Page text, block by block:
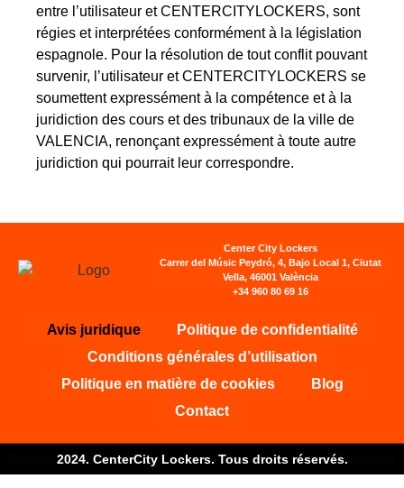
entre l’utilisateur et CENTERCITYLOCKERS, sont
régies et interprétées conformément à la législation
espagnole. Pour la résolution de tout conflit pouvant
survenir, l’utilisateur et CENTERCITYLOCKERS se
soumettent expressément à la compétence et à la
juridiction des cours et des tribunaux de la ville de
VALENCIA, renonçant expressément à toute autre
juridiction qui pourrait leur correspondre.
Center City Lockers
Carrer del Músic Peydró, 4, Bajo Local 1, Ciutat
Vella, 46001 València
+34 960 80 69 16
Avis juridique
Politique de confidentialité
Conditions générales d’utilisation
Politique en matière de cookies
Blog
Contact
2024. CenterCity Lockers. Tous droits réservés.